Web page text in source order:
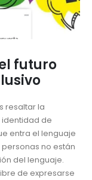
futuro
resaltar la
identidad de
entra el lenguaje
no están
del lenguaje.
de expresarse